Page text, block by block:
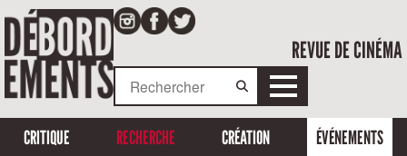
REVUE DE CINÉMA
CRITIQUE RECHERCHE CRÉATION ÉVÉNEMENTS